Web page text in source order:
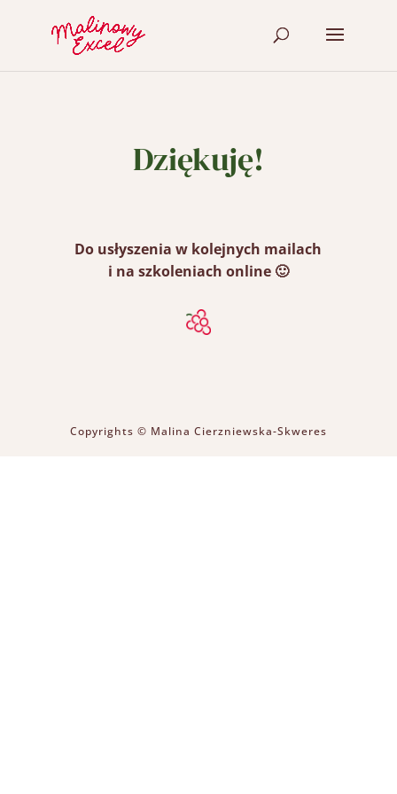
Dziękuję!
Do usłyszenia w kolejnych mailach
i na szkoleniach online 🙂
Copyrights © Malina Cierzniewska-Skweres